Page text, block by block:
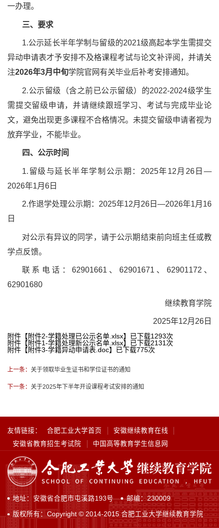
一办理。
三、 要求
1.公示延长半年学制与留级的2021级高起本学生需提交
异动申请表才予安排不及格课程考试与论文补评阅，并请关
注2026年3月中旬学院官网有关毕业后补考安排通知。
2.公示留级（含之前已公示留级）的2022-2024级学生
需提交留级申请，并请继续跟班学习、考试与完成毕业论
文，避免出现更多课程不合格情况。未提交留级申请者视为
放弃学业，不能毕业。
四、公示时间
1.留级与延长半年学制公示期：2025年12月26日—
2026年1月6日
2.作退学处理公示期：2025年12月26日—2026年1月16
日
对公示有异议的同学，请于公示期结束前向班主任或教
学点反馈。
联系电话：62901661、62901671、62901172、
62901680
继续教育学院
2025年12月26日
附件【附件2-学籍处理已公示名单.xlsx】已下载1293次
附件【附件1-学籍处理新公示名单.xlsx】已下载2131 次
附件【附件3-学籍异动申请表.doc】已下载775次
上一条： 关于领取毕业生证书和学位证书的通知
下一条： 关于2025年下半年开设课程考试安排的通知
友情链接： 合肥工业大学首页
安徽继续教育在线
安徽省教育招生考试院
中国高等教育学生信息网
地址：安徽省合肥市屯溪路193号 邮编：230009
版权所有：Copyright © 2014-2015 合肥工业大学继续教育学院